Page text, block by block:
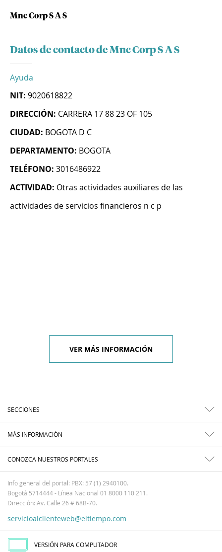
Mnc Corp S A S
Datos de contacto de Mnc Corp S A S
Ayuda
NIT: 9020618822
DIRECCIÓN: CARRERA 17 88 23 OF 105
CIUDAD: BOGOTA D C
DEPARTAMENTO: BOGOTA
TELÉFONO: 3016486922
ACTIVIDAD: Otras actividades auxiliares de las
actividades de servicios financieros n c p
VER MÁS INFORMACIÓN
SECCIONES
MÁS INFORMACIÓN
CONOZCA NUESTROS PORTALES
Info general del portal: PBX: 57 (1) 2940100.
Bogotá 5714444 - Línea Nacional 01 8000 110 211.
Dirección: Av. Calle 26 # 68B-70.
servicioalclienteweb@eltiempo.com
VERSIÓN PARA COMPUTADOR